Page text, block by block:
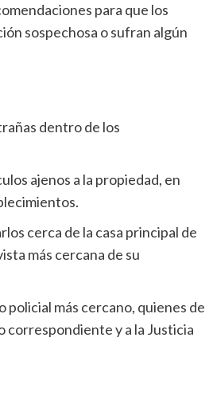
para que los
sospechosa o sufran algún
dentro de los
ajenos a la propiedad, en
cerca de la casa principal de
más cercana de su
policial más cercano, quienes de
correspondiente y a la Justicia